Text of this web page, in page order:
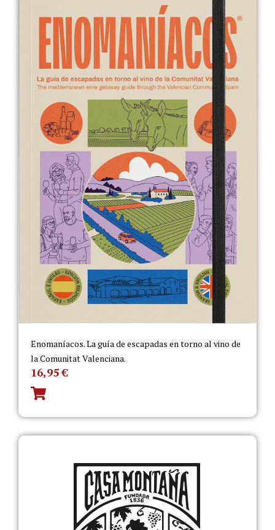
Enomaníacos. La guía de escapadas en torno al vino de
la Comunitat Valenciana.
16,95€